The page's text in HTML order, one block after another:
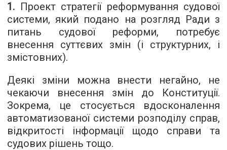
1. Проект стратегії реформування судової
системи, який подано на розгляд Ради з
питань судової реформи, потребує
внесення суттєвих змін (і структурних, і
змістовних).
Деякі зміни можна внести негайно, не
чекаючи внесення змін до Конституції.
Зокрема, це стосується вдосконалення
автоматизованої системи розподілу справ,
відкритості інформації щодо справи та
судових рішень тощо.